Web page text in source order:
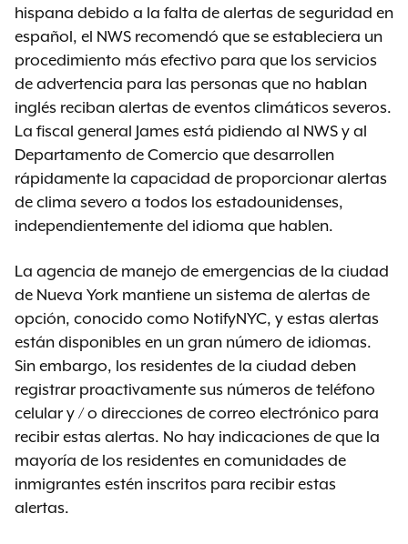
hispana debido a la falta de alertas de seguridad en
español, el NWS recomendó que se estableciera un
procedimiento más efectivo para que los servicios
de advertencia para las personas que no hablan
inglés reciban alertas de eventos climáticos severos.
La fiscal general James está pidiendo al NWS y al
Departamento de Comercio que desarrollen
rápidamente la capacidad de proporcionar alertas
de clima severo a todos los estadounidenses,
independientemente del idioma que hablen.
La agencia de manejo de emergencias de la ciudad
de Nueva York mantiene un sistema de alertas de
opción, conocido como NotifyNYC, y estas alertas
están disponibles en un gran número de idiomas.
Sin embargo, los residentes de la ciudad deben
registrar proactivamente sus números de teléfono
celular y / o direcciones de correo electrónico para
recibir estas alertas. No hay indicaciones de que la
mayoría de los residentes en comunidades de
inmigrantes estén inscritos para recibir estas
alertas.